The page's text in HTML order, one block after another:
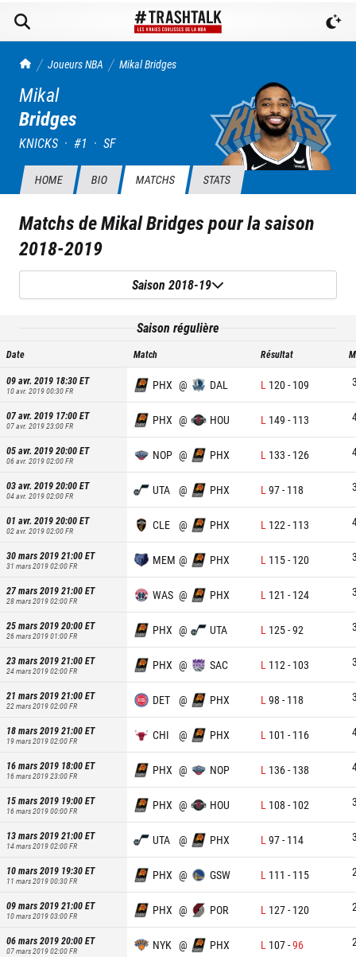
TrashTalk Actu NBA
Joueurs NBA MikalBridges
Mikal
Bridges
KNICKS · #1 · SF
HOME BIO MATCHS STATS
Matchs deMikal Bridgespour la saison
2018-2019
Saison 2018-19
Saison régulière
Date Match Résultat
09 avr. 2019 18:30ET
10 avr. 2019 00:30FR PHX @ DAL L 120- 109
07 avr. 2019 17:00ET
07 avr. 2019 23:00FR PHX @ HOU L 149 - 113
05 avr. 2019 20:00ET
06 avr. 2019 02:00FR NOP @ PHX L 133 - 126
03 avr. 2019 20:00ET
04 avr. 2019 02:00FR UTA @ PHX L 97- 118
01 avr. 2019 20:00ET
02 avr. 2019 02:00FR CLE @ PHX L 122 - 113
30 mars 2019 21:00ET
31 mars 2019 02:00FR MEM @ PHX L 115- 120
27 mars 2019 21:00ET
28 mars 2019 02:00FR WAS @ PHX L 121 - 124
25 mars 2019 20:00ET
26 mars 2019 01:00FR PHX @ UTA L 125-92
23 mars 2019 21:00ET
24 mars 2019 02:00FR PHX @ SAC L 112 - 103
21 mars 2019 21:00ET
22 mars 2019 02:00FR DET @ PHX L 98 - 118
18 mars 2019 21:00ET
19 mars 2019 02:00FR CHI @ PHX L 101 - 116
16 mars 2019 18:00ET
16 mars 2019 23:00FR PHX @ NOP L 136- 138
15 mars 2019 19:00ET
16 mars 2019 00:00FR PHX @ HOU L 108 - 102
13 mars 2019 21:00ET
14 mars 2019 02:00FR UTA @ PHX L 97- 114
10 mars 2019 19:30ET
11 mars 2019 00:30FR PHX @ GSW L 111 - 115
09 mars 2019 21:00ET
10 mars 2019 03:00FR PHX @ POR L 127- 120
06 mars 2019 20:00ET
07 mars 2019 02:00FR NYK @ PHX L 107-96